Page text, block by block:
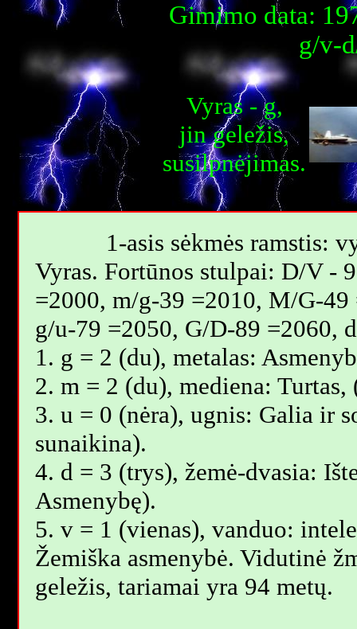
Gimimo data:
g/v-
Vyras - g,
jin geležis,
susilpnėjimas.
1-asis sėkmės ramstis:
Vyras. Fortūnos stulpai: D/V -
=2000, m/g-39 =2010, M/G-
g/u-79 =2050, G/D-89 =2060,
1. g = 2 (du), metalas:
2. m = 2 (du), mediena:
3. u = 0 (nėra), ugnis: Galia ir
sunaikina).
4. d = 3 (trys), žemė-dvasia:
Asmenybę).
5. v = 1 (vienas), vanduo:
Žemiška asmenybė. Vidutinė
geležis, tariamai yra 94 metų.